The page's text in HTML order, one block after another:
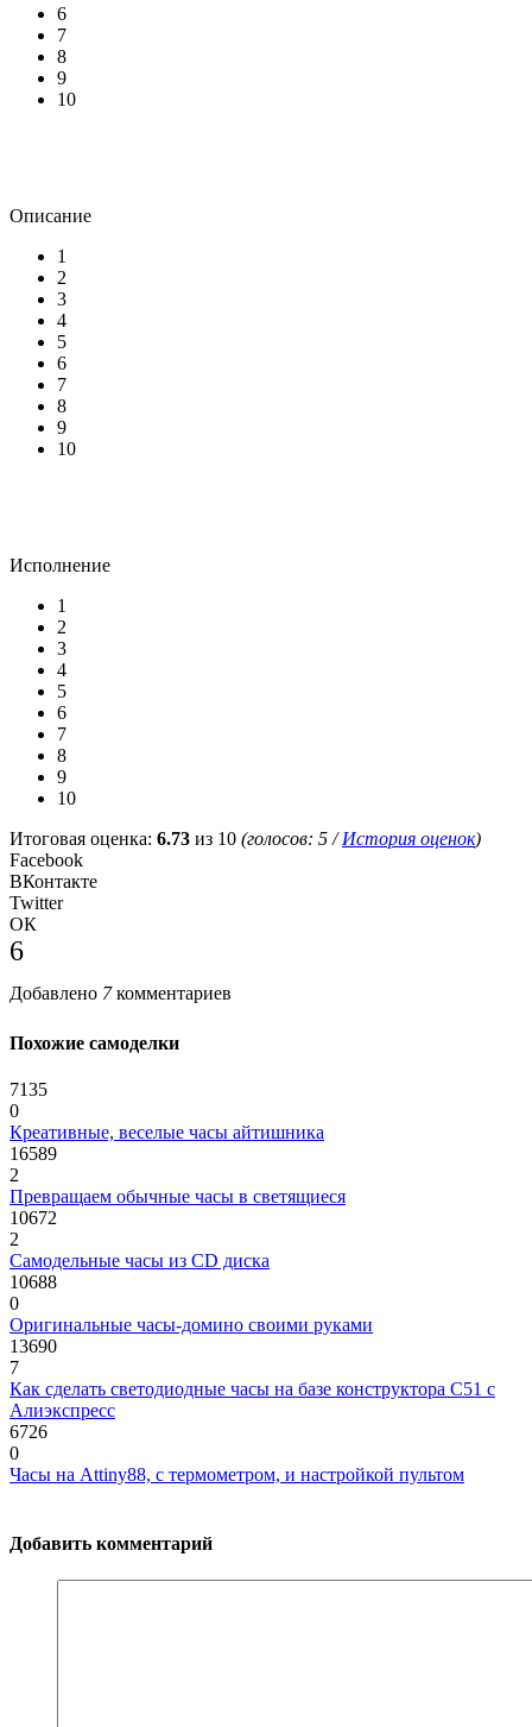
6
7
8
9
10
Описание
1
2
3
4
5
6
7
8
9
10
Исполнение
1
2
3
4
5
6
7
8
9
10
Итоговая оценка: 6.73 из 10 (голосов: 5 /История оценок)
Facebook
ВКонтакте
Twitter
ОК
6
Добавлено 7комментариев
Похожие самоделки
7135
0
Креативные, веселые часы айтишника
16589
2
Превращаем обычные часы в светящиеся
10672
2
Самодельные часы из CD диска
10688
0
Оригинальные часы-домино своими руками
13690
7
Как сделать светодиодные часы на базе конструктора С51 с
Алиэкспресс
6726
0
Часы на Attiny88, с термометром, и настройкой пультом
Добавить комментарий